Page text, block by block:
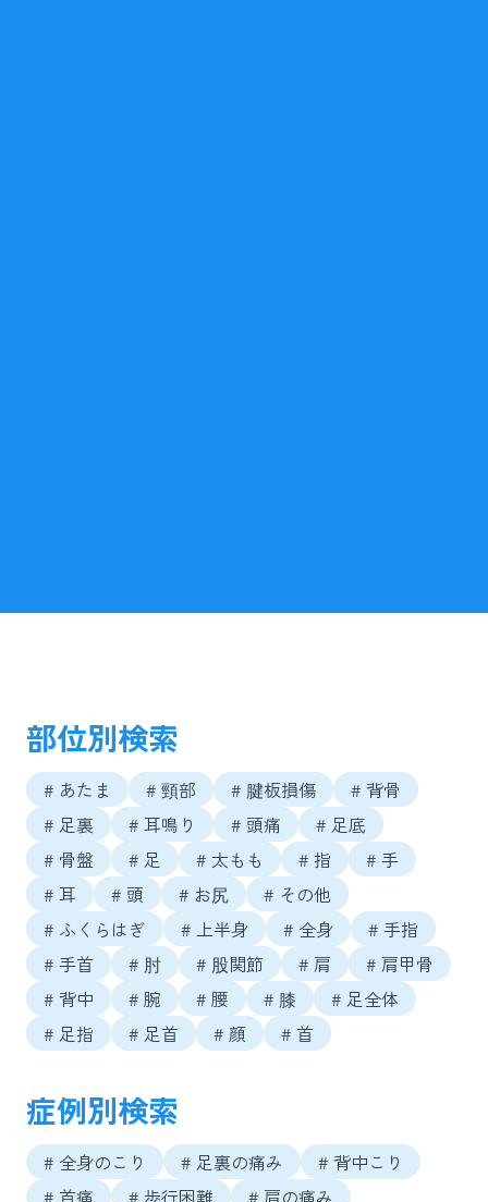
部位別検索
# あたま # 頸部 # 腱板損傷
# 背骨
# 足裏
# 耳鳴り # 頭痛
# 足底
# 骨盤
# 足 # 太もも # 指
# 手
# 耳
# 頭 # お尻
# その他
# ふくらはぎ
# 上半身 # 全身
# 手指
# 手首
# 肘 # 股関節 # 肩
# 肩甲骨
# 背中
# 腕 # 腰 # 膝
# 足全体
# 足指
# 足首 # 顔 # 首
症例別検索
# 全身のこり # 足裏の痛み
# 背中こり